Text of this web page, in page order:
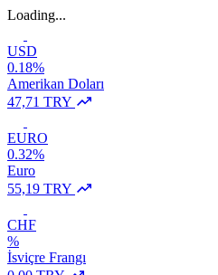
Loading...
USD
0.18%
Amerikan Doları
47,71 TRY
EURO
0.32%
Euro
55,19 TRY
CHF
%
İsviçre Frangı